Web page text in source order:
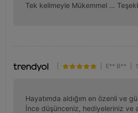
Tek kelimeyle Mükemmel ...
E** B**
Hayatımda aldığım en özenli ve
İnce düşünceniz, hediyeleriniz ve